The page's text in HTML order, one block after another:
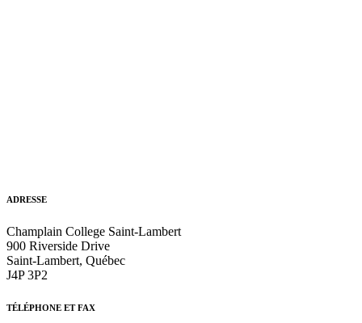
ADRESSE
Champlain College Saint-Lambert
900 Riverside Drive
Saint-Lambert, Québec
J4P 3P2
TÉLÉPHONE ET FAX